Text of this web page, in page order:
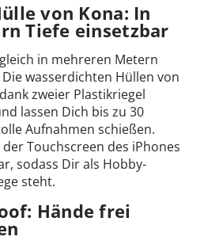
von Kona: In
Tiefe einsetzbar
in mehreren Metern
wasserdichten Hüllen von
zweier Plastikriegel
lassen Dich bis zu 30
Aufnahmen schießen.
Touchscreen des iPhones
sodass Dir als Hobby-
steht.
Hände frei